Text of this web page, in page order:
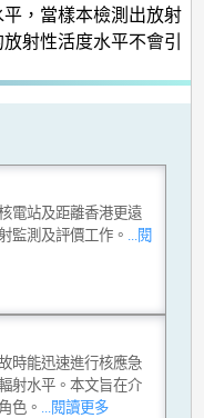
，當樣本檢測出放射
射性活度水平不會引
電站及距離香港更遠
監測及評價工作。 ...閱
時能迅速進行核應急
射水平。本文旨在介
色。
...閱讀更多